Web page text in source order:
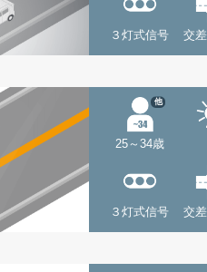
３灯式信号 交
25～34歳
他
３灯式信号 交